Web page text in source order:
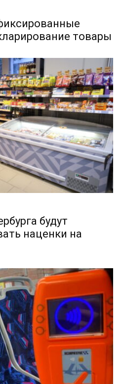
товары
будут
наценки на